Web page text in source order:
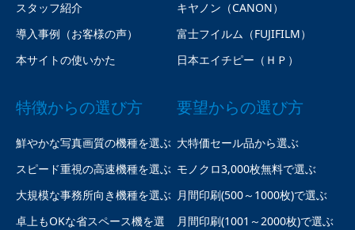
スタッフ紹介
導入事例（お客様の声）
本サイトの使いかた
キヤノン（CANON）
富士フイルム（FUJIFILM）
日本エイチピー（ＨＰ）
特徴からの選び方
鮮やかな写真画質の機種を選ぶ
スピード重視の高速機種を選ぶ
大規模な事務所向き機種を選ぶ
卓上もOKな省スペース機を選
要望からの選び方
大特価セール品から選ぶ
モノクロ3,000枚無料で選ぶ
月間印刷(500～1000枚)で選ぶ
月間印刷(1001～2000枚)で選ぶ